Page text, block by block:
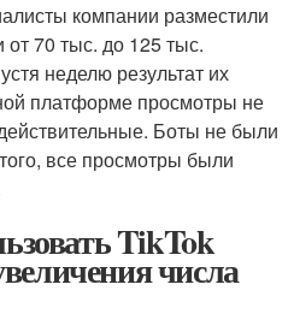
компании разместили
от 70 тыс. до 125 тыс.
неделю результат их
платформе просмотры не
Боты не были
все просмотры были
TikTok
числа